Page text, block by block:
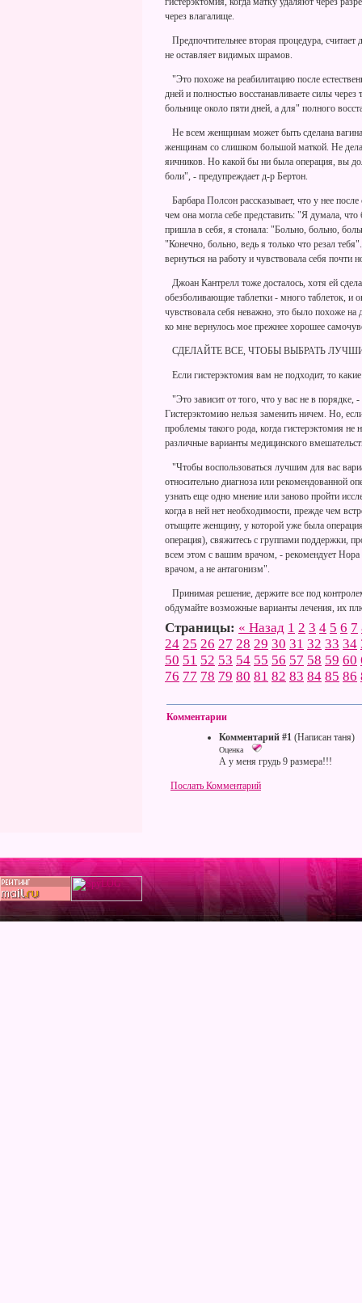
через влагалище.
Предпочтительнее вторая процедура,
не оставляет видимых шрамов.
"Это похоже на реабилитацию после
дней и полностью восстанавливаете силы
больнице около пяти дней, а для" полного
Не всем женщинам может быть сделана
женщинам со слишком большой маткой. Не
яичников. Но какой бы ни была операция, вы
боли", - предупреждает д-р Бертон.
Барбара Полсон рассказывает, что у нее
чем она могла себе представить: "Я думала,
пришла в себя, я стонала: "Больно, больно,
"Конечно, больно, ведь я только что резал
вернуться на работу и чувствовала себя почти
Джоан Кантрелл тоже досталось, хотя ей
обезболивающие таблетки - много таблеток, и
чувствовала себя неважно, это было похоже на
ко мне вернулось мое прежнее хорошее
СДЕЛАЙТЕ ВСЕ, ЧТОБЫ ВЫБРАТЬ
Если гистерэктомия вам не подходит, то
"Это зависит от того, что у вас не в
Гистерэктомию нельзя заменить ничем. Но,
проблемы такого рода, когда гистерэктомия
различные варианты медицинского
"Чтобы воспользоваться лучшим для вас
относительно диагноза или рекомендованной
узнать еще одно мнение или заново пройти
когда в ней нет необходимости, прежде чем
отыщите женщину, у которой уже была
операция), свяжитесь с группами поддержки,
всем этом с вашим врачом, - рекомендует
врачом, а не антагонизм".
Принимая решение, держите все под
обдумайте возможные варианты лечения, их
Страницы: « Назад 1 2 3 4 5 6 7
24 25 26 27 28 29 30 31 32 33 34
50 51 52 53 54 55 56 57 58 59 60
76 77 78 79 80 81 82 83 84 85 86
Комментарии
Комментарий #1 (Написан таня)
Оценка
А у меня грудь 9 размера!!!
Послать Комментарий